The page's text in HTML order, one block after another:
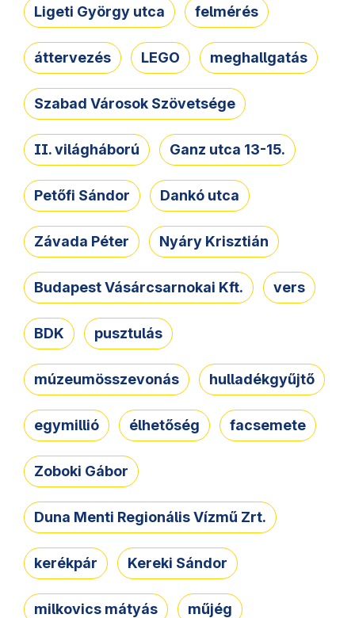
Ligeti György utca felmérés
áttervezés LEGO meghallgatás
Szabad Városok Szövetsége
II. világháború Ganz utca 13-15.
Petőfi Sándor Dankó utca
Závada Péter Nyáry Krisztián
Budapest Vásárcsarnokai Kft. vers
BDK pusztulás
múzeumösszevonás hulladékgyűjtő
egymillió élhetőség facsemete
Zoboki Gábor
Duna Menti Regionális Vízmű Zrt.
kerékpár Kereki Sándor
milkovics mátyás műjég